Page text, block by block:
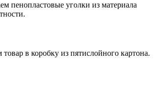
пенопластовые уголки из материала
в коробку из пятислойного картона.